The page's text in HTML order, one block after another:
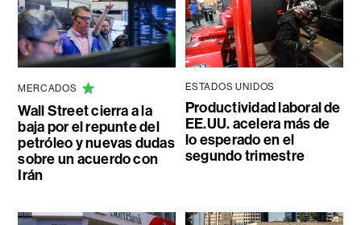
MERCADOS
Wall Street cierra a la
baja por el repunte del
petróleo y nuevas dudas
sobre un acuerdo con
Irán
ESTADOS UNIDOS
Productividad laboral de
EE.UU. acelera más de
lo esperado en el
segundo trimestre